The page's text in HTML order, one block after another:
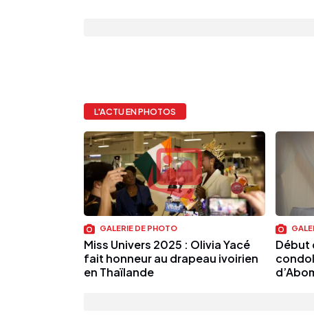
L'ACTU EN PHOTOS
GALERIE DE PHOTO
Miss Univers 2025 : Olivia Yacé
fait honneur au drapeau ivoirien
en Thaïlande
Début